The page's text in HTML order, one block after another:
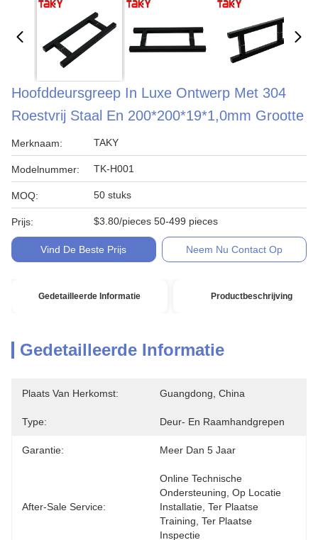
Hoofddeursgreep In Luxe Ontwerp Met 304
Roestvrij Staal En 200*200*19*1,0mm Grootte
Merknaam: TAKY
Modelnummer: TK-H001
MOQ: 50 stuks
Prijs: $3.80/pieces 50-499 pieces
Vind De Beste Prijs Neem Nu Contact Op
Gedetailleerde Informatie Productbeschrijving
Gedetailleerde Informatie
Plaats Van Herkomst: Guangdong, China
Type: Deur- En Raamhandgrepen
Garantie: Meer Dan 5 Jaar
After-Sale Service:
Online Technische
Ondersteuning, Op Locatie
Installatie, Ter Plaatse
Training, Ter Plaatse
Inspectie